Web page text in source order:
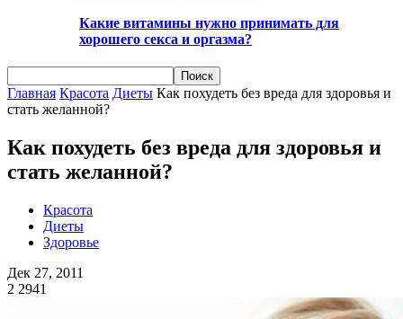
Какие витамины нужно принимать для
хорошего секса и оргазма?
Главная Красота Диеты Как похудеть без вреда для здоровья и
стать желанной?
Как похудеть без вреда для здоровья и
стать желанной?
Красота
Диеты
Здоровье
Дек 27, 2011
2 2941